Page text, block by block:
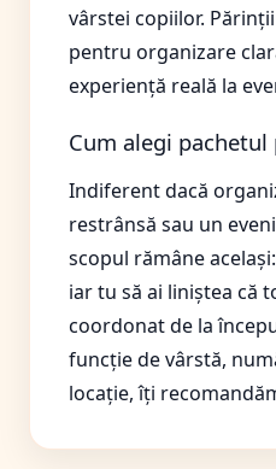
vârstei copiilor.
pentru organizare
experiență reală la
Cum alegi
Indiferent dacă
restrânsă sau un
scopul rămâne
iar tu să ai liniștea că
coordonat de la
funcție de vârstă,
locație, îți